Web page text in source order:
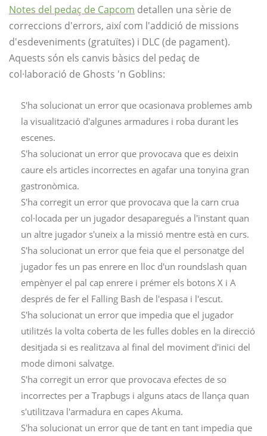
Notes del pedaç de Capcom detallen una sèrie de
correccions d'errors, així com l'addició de missions
d'esdeveniments (gratuïtes) i DLC (de pagament).
Aquests són els canvis bàsics del pedaç de
col·laboració de Ghosts 'n Goblins:
S'ha solucionat un error que ocasionava problemes amb
la visualització d'algunes armadures i roba durant les
escenes.
S'ha solucionat un error que provocava que es deixin
caure els articles incorrectes en agafar una tonyina gran
gastronòmica.
S'ha corregit un error que provocava que la carn crua
col·locada per un jugador desaparegués a l'instant quan
un altre jugador s'uneix a la missió mentre està en curs.
S'ha solucionat un error que feia que el personatge del
jugador fes un pas enrere en lloc d'un roundslash quan
empènyer el pal cap enrere i prémer els botons X i A
després de fer el Falling Bash de l'espasa i l'escut.
S'ha solucionat un error que impedia que el jugador
utilitzés la volta coberta de les fulles dobles en la direcció
desitjada si es realitzava al final del moviment d'inici del
mode dimoni salvatge.
S'ha corregit un error que provocava efectes de so
incorrectes per a Trapbugs i alguns atacs de llança quan
s'utilitzava l'armadura en capes Akuma.
S'ha solucionat un error que de tant en tant impedia que